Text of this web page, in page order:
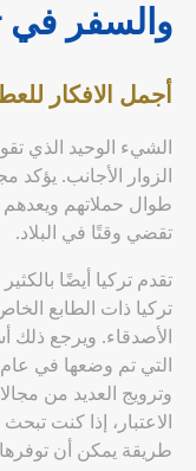
والسفر في
أجمل الافكار
الشيء الوحيد الذي
الزوار الأجانب.
طوال حملاتهم ويعدهم
تقضي وقتًا في البلاد.
تقدم تركيا أيضًا
تركيا ذات الطابع
وترويج العديد من
طريقة يمكن أن